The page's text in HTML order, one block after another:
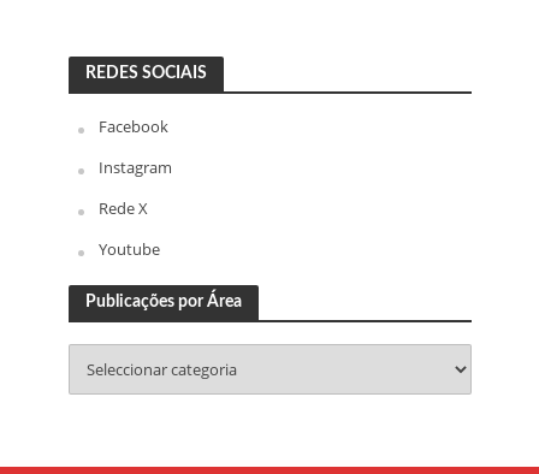
REDES SOCIAIS
Facebook
Instagram
Rede X
Youtube
Publicações por Área